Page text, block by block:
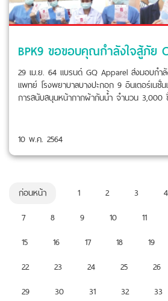
29 เม.ย. 64 แบรนด์ GQ Apparel ส่งมอบกำลั
แพทย์ โรงพยาบาลบางปะกอก 9 อินเตอร์เนชั่
การสนับสนุนหน้ากากผ้ากันน้ำ จำนวน 3,000
10 พ.ค. 2564
ก่อนหน้า 1 2 3 4
7
8 9 10 11
15
16 17 18 19
22
23 24 25 26
29
30 31 32 33